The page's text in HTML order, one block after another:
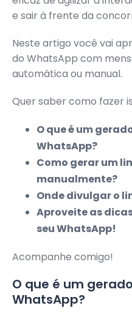
e sair à frente da
Neste artigo você vai
do WhatsApp com
automática ou manual.
Quer saber como fazer
O que é um
WhatsApp?
Como gerar um
manualmente?
Onde divulgar o
Aproveite as
seu WhatsApp!
Acompanhe comigo!
O que é um
WhatsApp?